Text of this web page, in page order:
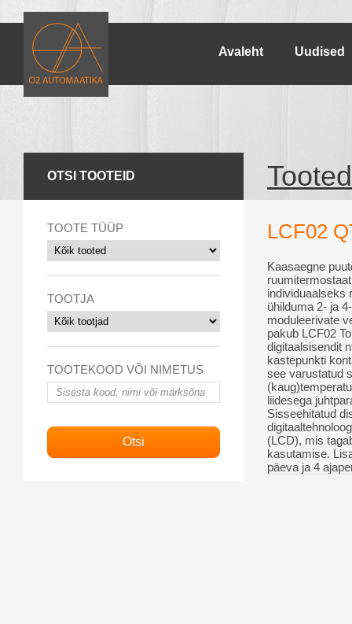
Avaleht Uudised
OTSI TOOTEID
TOOTE TÜÜP
TOOTJA
TOOTEKOOD VÕI NIMETUS
Tooted
LCF02
Kaasaegne
individuaalseks
ühilduma 2- ja
moduleerivate
pakub LCF02
digitaalsisendit
kastepunkti
see varustatud
liidesega
Sisseehitatud
(LCD), mis
kasutamise.
päeva ja 4